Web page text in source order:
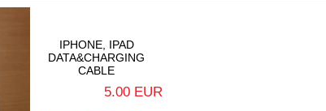
IPHONE, IPAD
DATA&CHARGING
CABLE
5.00 EUR